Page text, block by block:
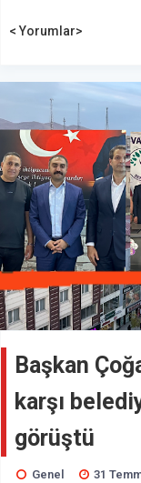
< Yorumlar>
Başkan
karşı
görüştü
Genel 31